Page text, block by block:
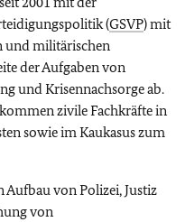
(GSVP) mit
und militärischen
der Aufgaben von
und Krisennachsorge ab.
zivile Fachkräfte in
sowie im Kaukasus zum
von Polizei, Justiz
von